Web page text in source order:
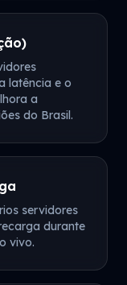
latência e o
a
do Brasil.
servidores
durante
vivo.